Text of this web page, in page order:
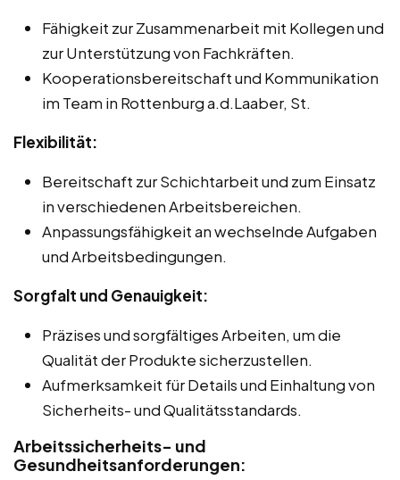
Fähigkeit zur Zusammenarbeit mit Kollegen und
zur Unterstützung von Fachkräften.
Kooperationsbereitschaft und Kommunikation
im Team in Rottenburg a.d.Laaber, St.
Flexibilität:
Bereitschaft zur Schichtarbeit und zum Einsatz
in verschiedenen Arbeitsbereichen.
Anpassungsfähigkeit an wechselnde Aufgaben
und Arbeitsbedingungen.
Sorgfalt und Genauigkeit:
Präzises und sorgfältiges Arbeiten, um die
Qualität der Produkte sicherzustellen.
Aufmerksamkeit für Details und Einhaltung von
Sicherheits- und Qualitätsstandards.
Arbeitssicherheits- und
Gesundheitsanforderungen: